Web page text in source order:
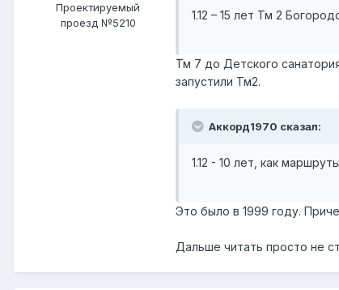
Проектируемый
проезд №5210
1.12 – 15 лет Тм 2
Тм 7 до Детского
запустили Тм2.
Аккорд1970 сказал:
1.12 - 10 лет, как
Это было в 1999 году.
Дальше читать просто не